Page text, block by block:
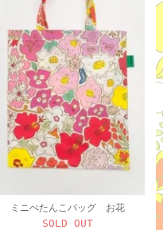
ミニぺたんこバッグ お花
SOLD OUT